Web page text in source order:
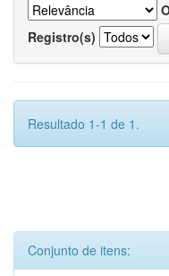
Registro(s)
Resultado 1-1 de 1.
Conjunto de itens: